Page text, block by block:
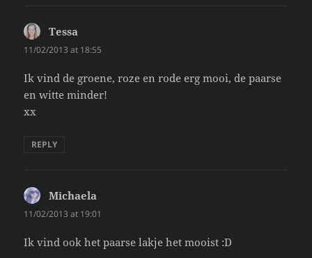
Tessa
11/02/2013 at 18:55
Ik vind de groene, roze en rode erg mooi, de paarse
en witte minder!
xx
REPLY
Michaela
11/02/2013 at 19:01
Ik vind ook het paarse lakje het mooist :D